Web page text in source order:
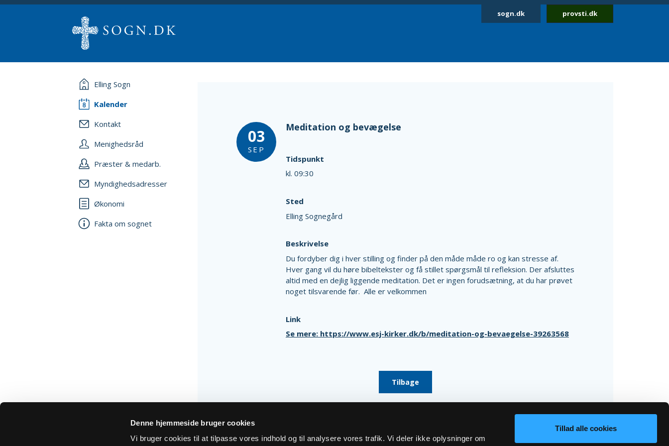
Denne hjemmeside bruger cookies
Vi bruger cookies til at tilpasse vores indhold og til analysere vores trafik. Vi deler ikke oplysninger om
Tillad alle cookies
sogn.dk provsti.dk
Elling Sogn
Kalender
Kontakt
Menighedsråd
Præster & medarb.
Myndighedsadresser
Økonomi
Fakta om sognet
03
SEP
Meditation og bevægelse
Tidspunkt
kl. 09:30
Sted
Elling Sognegård
Beskrivelse
Du fordyber dig i hver stilling og finder på den måde måde ro og kan stresse af.
Hver gang vil du høre bibeltekster og få stillet spørgsmål til refleksion. Der afsluttes
altid med en dejlig liggende meditation. Det er ingen forudsætning, at du har prøvet
noget tilsvarende før. Alle er velkommen
Link
Se mere: https://www.esj-kirker.dk/b/meditation-og-bevaegelse-39263568
Tilbage